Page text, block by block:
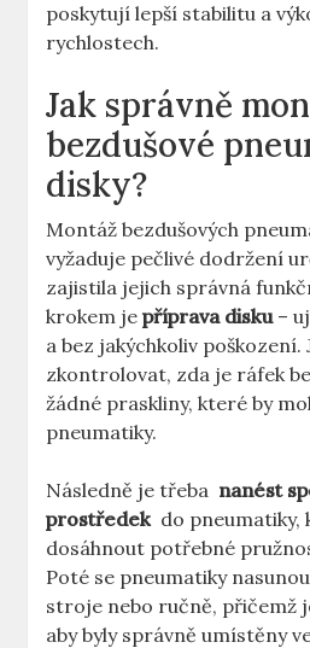
poskytují lepší stabilitu a
‍rychlostech.
Jak správně
‌bezdušové
⁣disky?
Montáž bezdušových
vyžaduje ⁤pečlivé dodržení
zajistila jejich ⁤správná⁣
krokem jepříprava disku–
a⁣ bez‌ jakýchkoliv poškození.
zkontrolovat,⁤ zda je ‌ráfek‌
žádné praskliny, které by
pneumatiky.
Následně je třeba ‍ nanést
prostředek do pneumatiky,
dosáhnout​ potřebné⁣
Poté se pneumatiky
stroje nebo ručně, ​přičemž
⁤aby byly správně umístěny